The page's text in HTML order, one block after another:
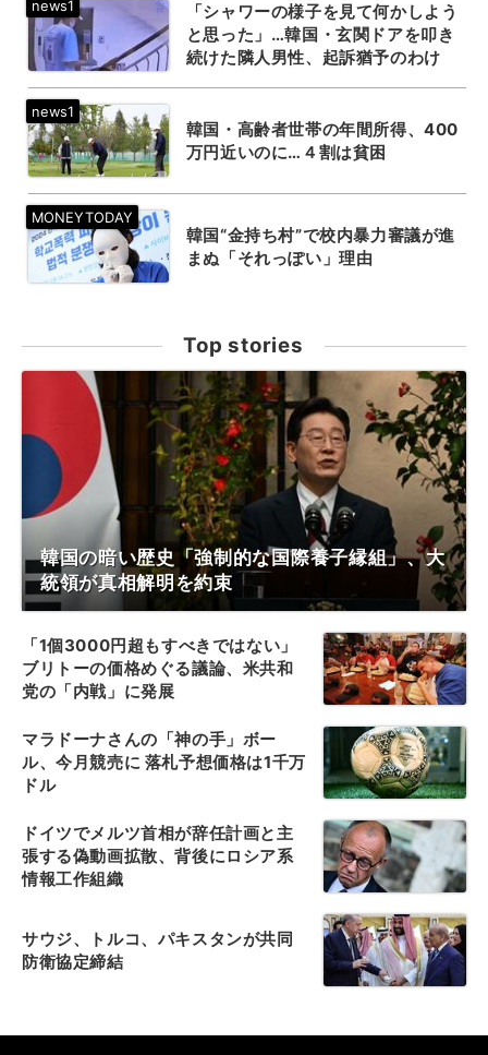
「シャワーの様子を見て何かしよう
と思った」…韓国・玄関ドアを叩き
続けた隣人男性、起訴猶予のわけ
韓国・高齢者世帯の年間所得、400
万円近いのに…４割は貧困
韓国“金持ち村”で校内暴力審議が進
まぬ「それっぽい」理由
Top stories
韓国の暗い歴史「強制的な国際養子縁組」、大
統領が真相解明を約束
「1個3000円超もすべきではない」
ブリトーの価格めぐる議論、米共和
党の「内戦」に発展
マラドーナさんの「神の手」ボー
ル、今月競売に 落札予想価格は1千万
ドル
ドイツでメルツ首相が辞任計画と主
張する偽動画拡散、背後にロシア系
情報工作組織
サウジ、トルコ、パキスタンが共同
防衛協定締結